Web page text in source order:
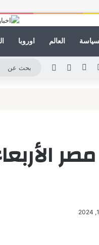
العالم اوروبا
يوتيوب انستقراممقال عشوائي
الوضع المظلم